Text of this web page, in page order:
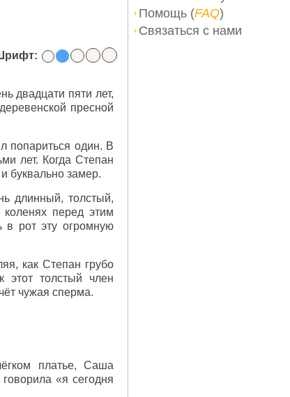
двадцати пяти лет,
пресной
попариться один. В
лет. Когда Степан
буквально замер.
длинный, толстый,
перед этим
в рот эту огромную
как Степан грубо
этот толстый член
чужая сперма.
платье, Саша
«я сегодня
Помощь (FAQ)
Связаться с нами